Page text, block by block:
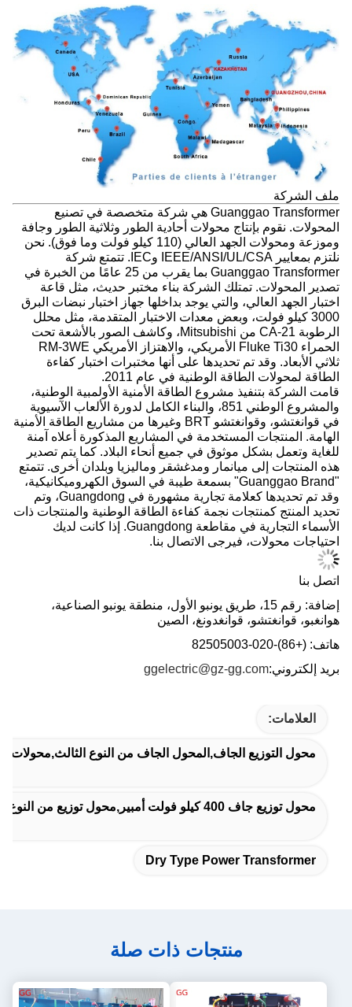
ملف الشركة
Guanggao Transformer هي شركة متخصصة في تصنيع
المحولات. نقوم بإنتاج محولات أحادية الطور وثلاثية الطور وجافة
وموزعة ومحولات الجهد العالي (110 كيلو فولت وما فوق). نحن
نلتزم بمعايير IEEE/ANSI/UL/CSA وIEC. تتمتع شركة
Guanggao Transformer بما يقرب من 25 عامًا من الخبرة في
تصدير المحولات. تمتلك الشركة بناء مختبر حديث، مثل قاعة
اختبار الجهد العالي، والتي يوجد بداخلها جهاز اختبار نبضات البرق
3000 كيلو فولت، وبعض معدات الاختبار المتقدمة، مثل محلل
الرطوبة CA-21 من Mitsubishi، وكاشف الصور بالأشعة تحت
الحمراء Fluke Ti30 الأمريكي، والاهتزاز الأمريكي RM-3WE
ثلاثي الأبعاد. وقد تم تحديدها على أنها مختبرات اختبار كفاءة
الطاقة لمحولات الطاقة الوطنية في عام 2011.
قامت الشركة بتنفيذ مشروع الطاقة الأمنية الأولمبية الوطنية،
والمشروع الوطني 851، والبناء الكامل لدورة الألعاب الآسيوية
في قوانغتشو، وقوانغتشو BRT وغيرها من مشاريع الطاقة الأمنية
الهامة. المنتجات المستخدمة في المشاريع المذكورة أعلاه آمنة
للغاية وتعمل بشكل موثوق في جميع أنحاء البلاد. كما يتم تصدير
هذه المنتجات إلى ميانمار ومدغشقر وماليزيا وبلدان أخرى. تتمتع
"Guanggao Brand" بسمعة طيبة في السوق الكهروميكانيكية،
وقد تم تحديدها كعلامة تجارية مشهورة في Guangdong، وتم
تحديد المنتج كمنتجات نجمة كفاءة الطاقة الوطنية والمنتجات ذات
الأسماء التجارية في مقاطعة Guangdong. إذا كانت لديك
احتياجات محولات، فيرجى الاتصال بنا.
اتصل بنا
إضافة: رقم 15، طريق يونبو الأول، منطقة يونبو الصناعية،
هوانغبو، قوانغتشو، قوانغدونغ، الصين
هاتف: (+86)-020-82505003
بريد إلكتروني:ggelectric@gz-gg.com
العلامات:
محول التوزيع الجاف,المحول الجاف من النوع الثالث,محولات
محول توزيع جاف 400 كيلو فولت أمبير,محول توزيع من النوع الجاف 20 كيلو فولت,محول 20 كيلو فولت من النوع الجاف
Dry Type Power Transformer
منتجات ذات صلة